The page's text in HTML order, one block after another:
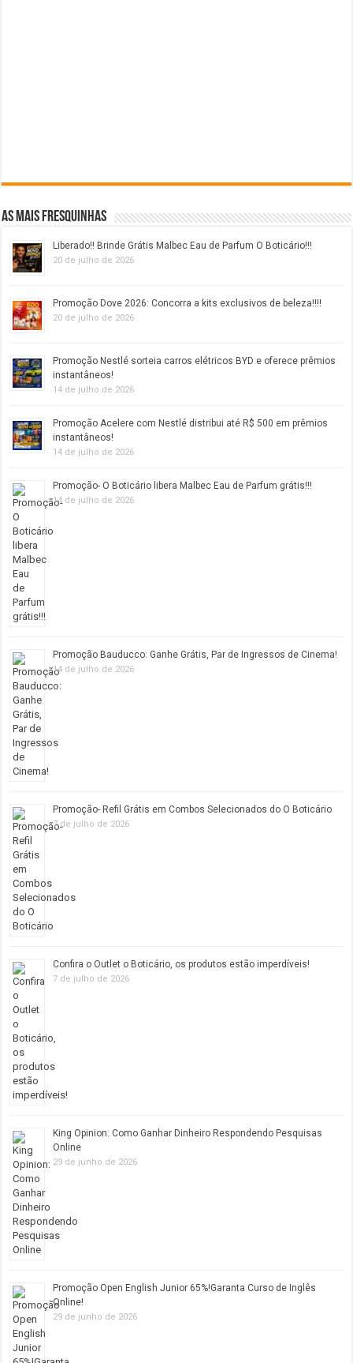
As mais fresquinhas
Liberado!! Brinde Grátis Malbec Eau de Parfum O Boticário!!!
20 de julho de 2026
Promoção Dove 2026: Concorra a kits exclusivos de beleza!!!!
20 de julho de 2026
Promoção Nestlé sorteia carros elétricos BYD e oferece prêmios
instantâneos!
14 de julho de 2026
Promoção Acelere com Nestlé distribui até R$ 500 em prêmios
instantâneos!
14 de julho de 2026
Promoção- O Boticário libera Malbec Eau de Parfum grátis!!!
14 de julho de 2026
Promoção Bauducco: Ganhe Grátis, Par de Ingressos de Cinema!
14 de julho de 2026
Promoção- Refil Grátis em Combos Selecionados do O Boticário
7 de julho de 2026
Confira o Outlet o Boticário, os produtos estão imperdíveis!
7 de julho de 2026
King Opinion: Como Ganhar Dinheiro Respondendo Pesquisas
Online
29 de junho de 2026
Promoção Open English Junior 65%!Garanta Curso de Inglês
Online!
29 de junho de 2026